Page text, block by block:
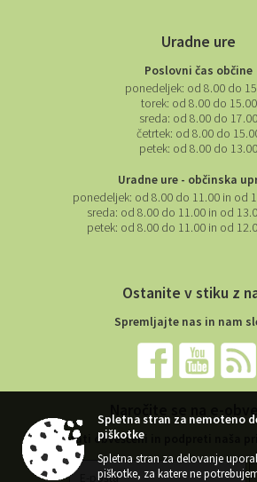
Uradne ure
Poslovni čas občine
ponedeljek: od 8.00 do
torek: od 8.00 do 15.00
sreda: od 8.00 do 17.00
četrtek: od 8.00 do
petek: od 8.00 do 13.00
Uradne ure - občinska
ponedeljek: od 8.00 do 11.00 in od
sreda: od 8.00 do 11.00 in od
petek: od 8.00 do 11.00 in od
Ostanite v stiku z
Spremljajte nas in nam
Naročite se na e-
Želite ostati obveščeni in podpreti naša
Spletna stran za nemoteno
piškotke
Spletna stran za delovanje
piškotke, za katere ne